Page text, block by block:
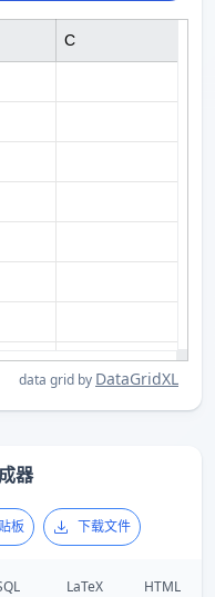
C
data grid by DataGridXL
器
板 下载文件
LaTeX HTML